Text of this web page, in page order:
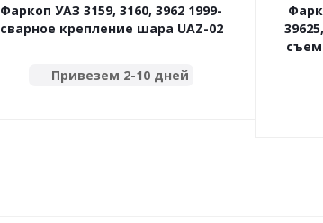
Фаркоп УАЗ 3159, 3160, 3962 1999-
сварное крепление шара UAZ-02
Привезем 2-10 дней